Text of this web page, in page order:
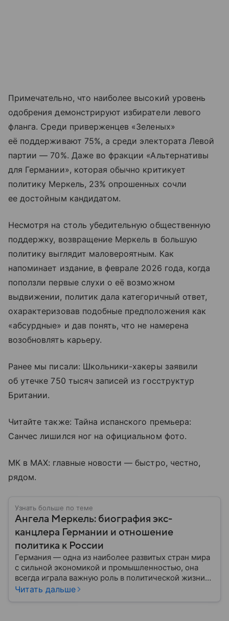
Примечательно, что наиболее высокий уровень
одобрения демонстрируют избиратели левого
фланга. Среди приверженцев «Зеленых»
её поддерживают 75%, а среди электората Левой
партии — 70%. Даже во фракции «Альтернативы
для Германии», которая обычно критикует
политику Меркель, 23% опрошенных сочли
ее достойным кандидатом.
Несмотря на столь убедительную общественную
поддержку, возвращение Меркель в большую
политику выглядит маловероятным. Как
напоминает издание, в феврале 2026 года, когда
поползли первые слухи о её возможном
выдвижении, политик дала категоричный ответ,
охарактеризовав подобные предположения как
«абсурдные» и дав понять, что не намерена
возобновлять карьеру.
Ранее мы писали: Школьники-хакеры заявили
об утечке 750 тысяч записей из госструктур
Британии.
Читайте также: Тайна испанского премьера:
Санчес лишился ног на официальном фото.
МК в MAX: главные новости — быстро, честно,
рядом.
Узнать больше по теме
Ангела Меркель: биография экс-
канцлера Германии и отношение
политика к России
Германия — одна из наиболее развитых стран мира
с сильной экономикой и промышленностью, она
всегда играла важную роль в политической жизни
Европы. И в XXI веке дольше всех этим
Читать дальше